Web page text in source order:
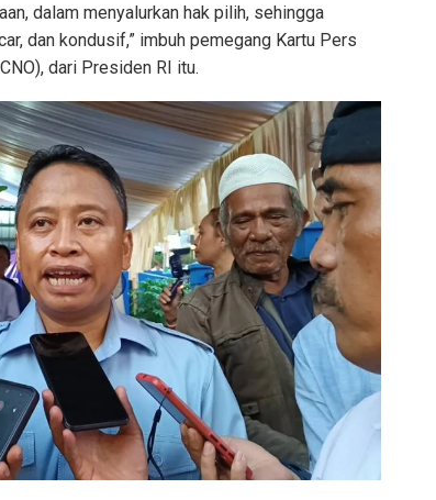
dalam menyalurkan hak pilih, sehingga
dan kondusif,” imbuh pemegang Kartu Pers
dari Presiden RI itu.